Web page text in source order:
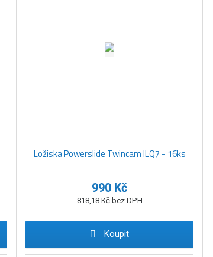
Ložiska Powerslide Twincam ILQ7 - 16ks
990 Kč
818,18 Kč bez DPH
Koupit